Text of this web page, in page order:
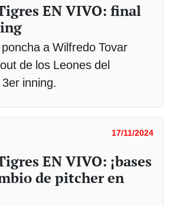
EN VIVO: final
a Wilfredo Tovar
de los Leones del
inning.
17/11/2024
EN VIVO: ¡bases
de pitcher en